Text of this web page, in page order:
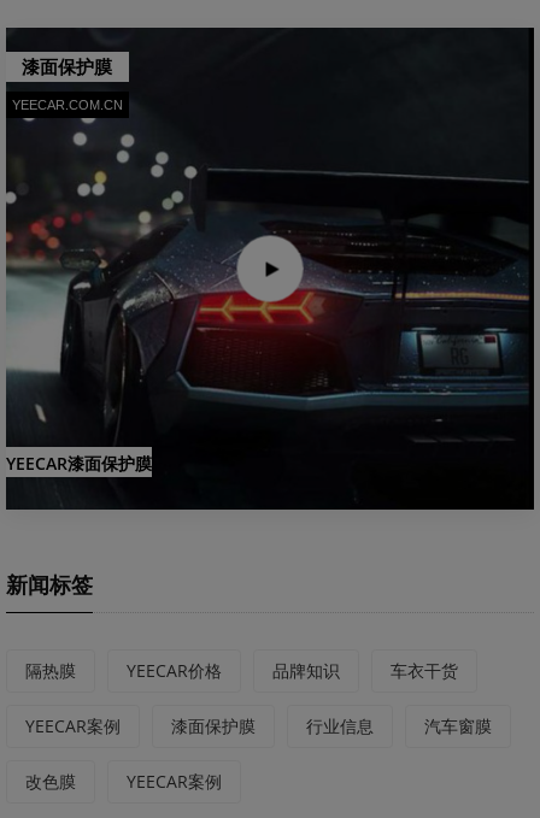
漆面保护膜
YEECAR.COM.CN
YEECAR漆面保护膜
新闻标签
隔热膜 YEECAR价格 品牌知识 车衣干货
YEECAR案例 漆面保护膜 行业信息 汽车窗膜
改色膜 YEECAR案例